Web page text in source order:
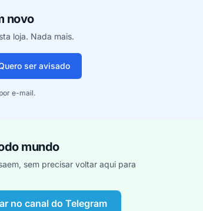
novo
loja. Nada mais.
ser avisado
e-mail.
mundo
sem precisar voltar aqui para
no canal do Telegram